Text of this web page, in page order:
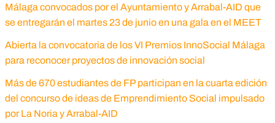
Málaga convocados por el Ayuntamiento y Arrabal-AID que
se entregarán el martes 23 de junio en una gala en el MEET
Abierta la convocatoria de los VI Premios InnoSocial Málaga
para reconocer proyectos de innovación social
Más de 670 estudiantes de FP participan en la cuarta edición
del concurso de ideas de Emprendimiento Social impulsado
por La Noria y Arrabal-AID